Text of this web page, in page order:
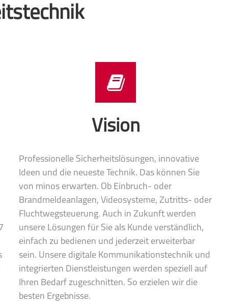
Vision
Professionelle Sicherheitslösungen, innovative
Ideen und die neueste Technik. Das können Sie
von minos erwarten. Ob Einbruch- oder
Brandmeldeanlagen, Videosysteme, Zutritts- oder
Fluchtwegsteuerung. Auch in Zukunft werden
unsere Lösungen für Sie als Kunde verständlich,
einfach zu bedienen und jederzeit erweiterbar
sein. Unsere digitale Kommunikationstechnik und
integrierten Dienstleistungen werden speziell auf
Ihren Bedarf zugeschnitten. So erzielen wir die
besten Ergebnisse.